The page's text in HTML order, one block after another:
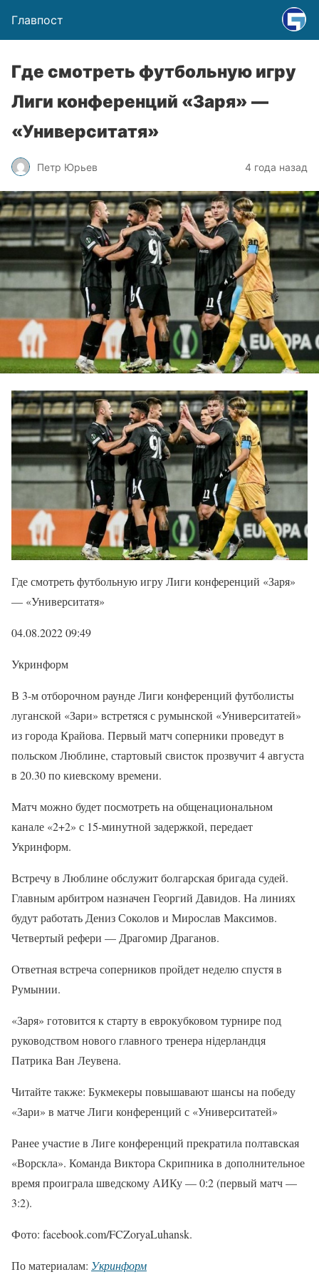
Главпост
Где смотреть футбольную игру
Лиги конференций «Заря» —
«Университатя»
Петр Юрьев 4 года назад
Где смотреть футбольную игру Лиги конференций «Заря»
— «Университатя»
04.08.2022 09:49
Укринформ
В 3-м отборочном раунде Лиги конференций футболисты
луганской «Зари» встретяся с румынской «Университатей»
из города Крайова. Первый матч соперники проведут в
польском Люблине, стартовый свисток прозвучит 4 августа
в 20.30 по киевскому времени.
Матч можно будет посмотреть на общенациональном
канале «2+2» с 15-минутной задержкой, передает
Укринформ.
Встречу в Люблине обслужит болгарская бригада судей.
Главным арбитром назначен Георгий Давидов. На линиях
будут работать Дениз Соколов и Мирослав Максимов.
Четвертый рефери — Драгомир Драганов.
Ответная встреча соперников пройдет неделю спустя в
Румынии.
«Заря» готовится к старту в еврокубковом турнире под
руководством нового главного тренера нідерландця
Патрика Ван Леувена.
Читайте также: Букмекеры повышавают шансы на победу
«Зари» в матче Лиги конференций с «Университатей»
Ранее участие в Лиге конференций прекратила полтавская
«Ворскла». Команда Виктора Скрипника в дополнительное
время проиграла шведскому АИКу — 0:2 (первый матч —
3:2).
Фото: facebook.com/FCZoryaLuhansk.
По материалам: Укринформ